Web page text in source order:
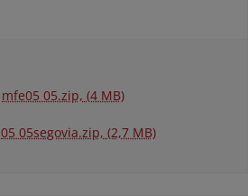
mfe05 05.zip, (4 MB)
05 05segovia.zip, (2,7 MB)